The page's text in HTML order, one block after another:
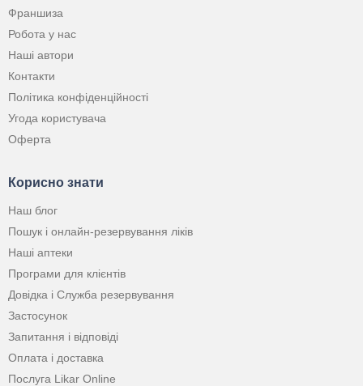
Франшиза
Робота у нас
Наші автори
Контакти
Політика конфіденційності
Угода користувача
Оферта
Корисно знати
Наш блог
Пошук і онлайн-резервування ліків
Наші аптеки
Програми для клієнтів
Довідка і Служба резервування
Застосунок
Запитання і відповіді
Оплата і доставка
Послуга Likar Online